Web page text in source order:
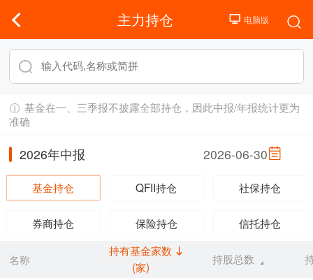
主力持仓
基金在一、三季报不披露全部持仓，因此中报/年报统计更为
准确
2026年中报 2026-06-30
基金持仓 QFII持仓 社保持仓
券商持仓 保险持仓 信托持仓
名称
持有基金家数
(家)
持股总数